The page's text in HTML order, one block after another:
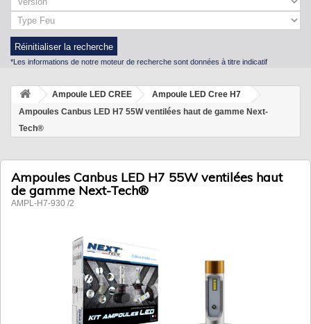
Réinitialiser la recherche
*Les informations de notre moteur de recherche sont données à titre indicatif
Ampoule LED CREE
Ampoule LED Cree H7
Ampoules Canbus LED H7 55W ventilées haut de gamme Next-
Tech®
Ampoules Canbus LED H7 55W ventilées haut
de gamme Next-Tech®
AMPL-H7-930 /2